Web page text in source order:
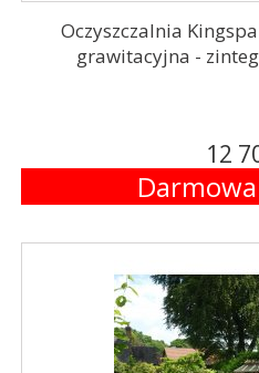
Oczyszczalnia
grawitacyjna -
12